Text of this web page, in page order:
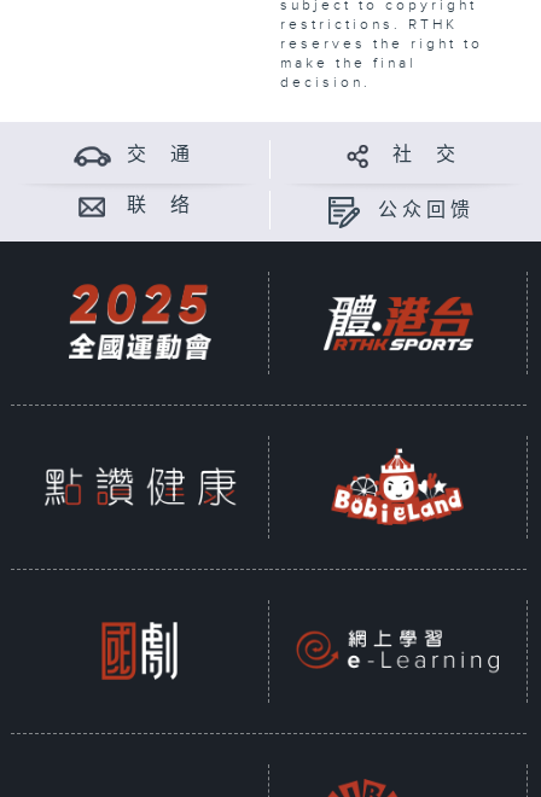
subject to copyright
restrictions. RTHK
reserves the right to
make the final
decision.
交 通 社 交
联 络 公众回馈